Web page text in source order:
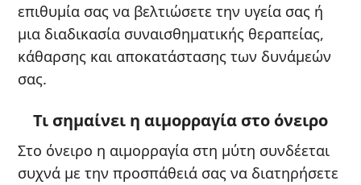
επιθυμία σας να βελτιώσετε την υγεία σας ή
μια διαδικασία συναισθηματικής θεραπείας,
κάθαρσης και αποκατάστασης των δυνάμεών
σας.
Τι σημαίνει η αιμορραγία στο όνειρο
Στο όνειρο η αιμορραγία στη μύτη συνδέεται
συχνά με την προσπάθειά σας να διατηρήσετε